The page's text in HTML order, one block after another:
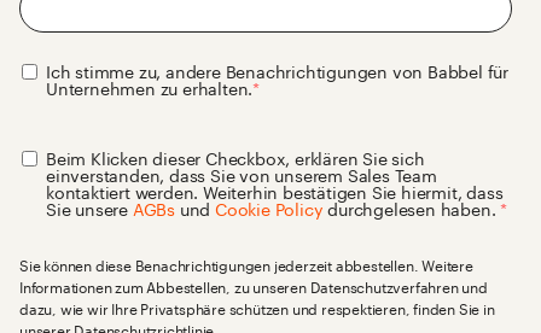
Ich stimme zu, andere Benachrichtigungen von Babbel für
Unternehmen zu erhalten.*
Beim Klicken dieser Checkbox, erklären Sie sich
einverstanden, dass Sie von unserem Sales Team
kontaktiert werden. Weiterhin bestätigen Sie hiermit, dass
Sie unsere AGBsund Cookie Policy durchgelesen haben.*
Sie können diese Benachrichtigungen jederzeit abbestellen. Weitere
Informationen zum Abbestellen, zu unseren Datenschutzverfahren und
dazu, wie wir Ihre Privatsphäre schützen und respektieren, finden Sie in